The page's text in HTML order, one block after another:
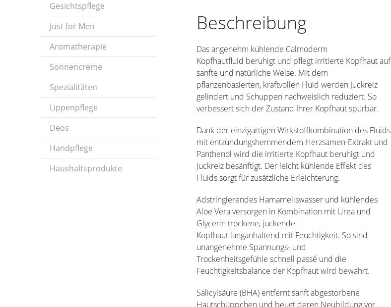
Gesichtspflege
Just for Men
Aromatherapie
Sonnencreme
Spezialitäten
Lippenpflege
Deos
Handpflege
Haushaltsprodukte
Beschreibung
Das angenehm kühlende Calmoderm
Kopfhautfluid beruhigt und pflegt irritierte Kopfhaut auf
sanfte und natürliche Weise. Mit dem
pflanzenbasierten, kraftvollen Fluid werden Juckreiz
gelindert und Schuppen nachweislich reduziert. So
verbessert sich der Zustand Ihrer Kopfhaut spürbar.
Dank der einzigartigen Wirkstoffkombination des Fluids
mit entzündungshemmendem Herzsamen-Extrakt und
Panthenol wird die irritierte Kopfhaut beruhigt und
Juckreiz besänftigt. Der leicht kühlende Effekt des
Fluids sorgt für zusätzliche Erleichterung.
Adstringierendes Hamameliswasser und kühlendes
Aloe Vera versorgen in Kombination mit Urea und
Glycerin trockene, juckende
Kopfhaut langanhaltend mit Feuchtigkeit. So sind
unangenehme Spannungs- und
Trockenheitsgefühle schnell passé und die
Feuchtigkeitsbalance der Kopfhaut wird bewahrt.
Salicylsäure (BHA) entfernt sanft abgestorbene
Hautschüppchen und beugt deren Neubildung vor.